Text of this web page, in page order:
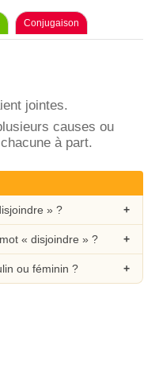
Conjugaison
jointes.
causes ou
à part.
» ?
« disjoindre » ?
ou féminin ?